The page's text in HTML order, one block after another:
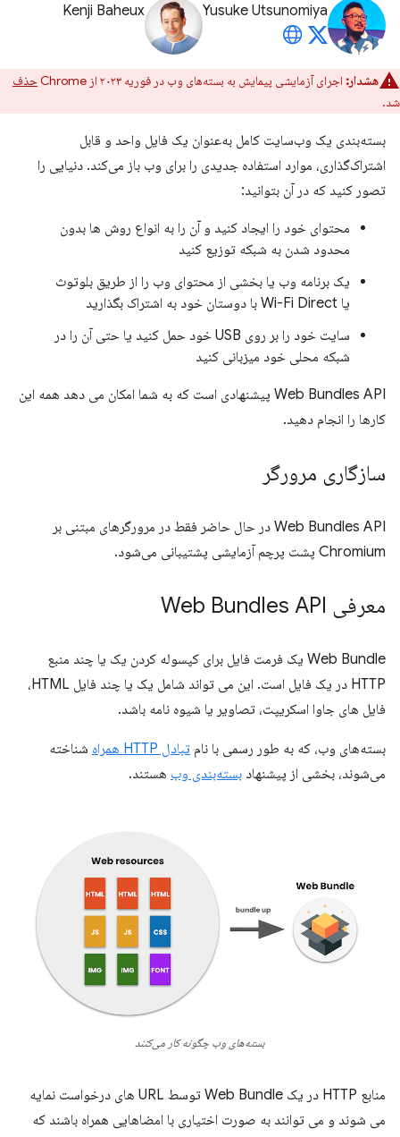
Yusuke Utsunomiya
Kenji Baheux
هشدار: اجرای آزمایشی پیمایش به بسته‌های وب در فوریه ۲۰۲۳ از Chrome
حذف
شد.
بسته‌بندی یک وب‌سایت کامل به‌عنوان یک فایل واحد و قابل
اشتراک‌گذاری، موارد استفاده جدیدی را برای وب باز می‌کند. دنیایی را
تصور کنید که در آن بتوانید:
محتوای خود را ایجاد کنید و آن را به انواع روش ها بدون
محدود شدن به شبکه توزیع کنید
یک برنامه وب یا بخشی از محتوای وب را از طریق بلوتوث
یا Wi-Fi Direct با دوستان خود به اشتراک بگذارید
سایت خود را بر روی USB خود حمل کنید یا حتی آن را در
شبکه محلی خود میزبانی کنید
Web Bundles API پیشنهادی است که به شما امکان می دهد همه این
کارها را انجام دهید.
سازگاری مرورگر
Web Bundles API در حال حاضر فقط در مرورگرهای مبتنی بر
Chromium پشت پرچم آزمایشی پشتیبانی می‌شود.
معرفی Web Bundles API
Web Bundle یک فرمت فایل برای کپسوله کردن یک یا چند منبع
HTTP در یک فایل است. این می تواند شامل یک یا چند فایل HTML،
فایل های جاوا اسکریپت، تصاویر یا شیوه نامه باشد.
بسته‌های وب، که به طور رسمی با نام تبادل HTTP همراه
شناخته
می‌شوند، بخشی از پیشنهاد بسته‌بندی وب هستند.
بسته‌های وب چگونه کار می‌کنند
منابع HTTP در یک Web Bundle توسط URL های درخواست نمایه
می شوند و می توانند به صورت اختیاری با امضاهایی همراه باشند که